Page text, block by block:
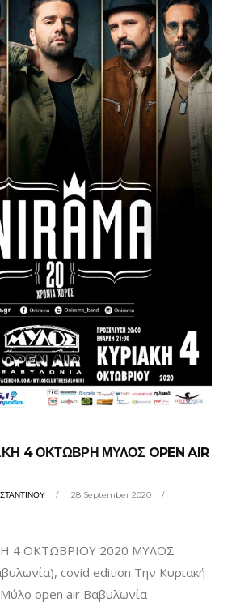
4 ΟΚΤΩΒΡΗ ΜΥΛΟΣ OPEN AIR
28 September 2020
4 ΟΚΤΩΒΡΙΟΥ 2020 ΜΥΛΟΣ
covid edition Την Κυριακή
open air Βαβυλωνία